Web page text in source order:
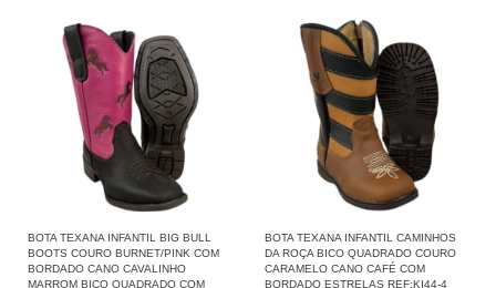
BOTA TEXANA INFANTIL BIG BULL
BOOTS COURO BURNET/PINK COM
BORDADO CANO CAVALINHO
MARROM BICO QUADRADO COM
BOTA TEXANA INFANTIL CAMINHOS
DA ROÇA BICO QUADRADO COURO
CARAMELO CANO CAFÉ COM
BORDADO ESTRELAS REF:KI44-4